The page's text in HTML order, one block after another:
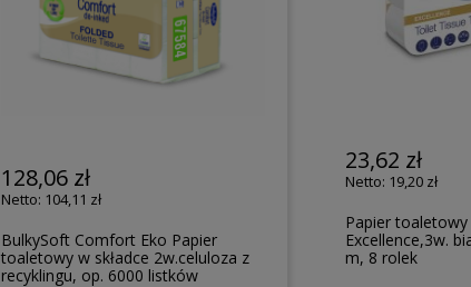
128,06 zł
104,11 zł
BulkySoft Comfort Eko Papier
toaletowy w składce 2w.celuloza z
recyklingu, op. 6000 listków
23,62 zł
19,20 zł
Papier
Excellence,3w.
m, 8 rolek